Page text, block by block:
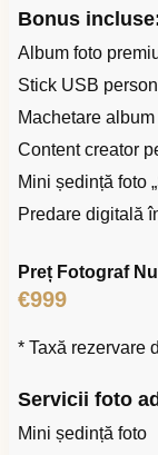
Bonus
Album foto
Stick USB
Machetare
Content creator
Mini ședință foto
Predare digitală
Preț Fotograf
€999
* Taxă rezervare
Servicii foto
Mini ședință foto